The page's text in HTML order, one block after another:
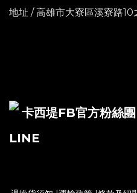
地址 / 高雄市大寮區溪寮路10
卡西堤FB官方粉絲團
LINE